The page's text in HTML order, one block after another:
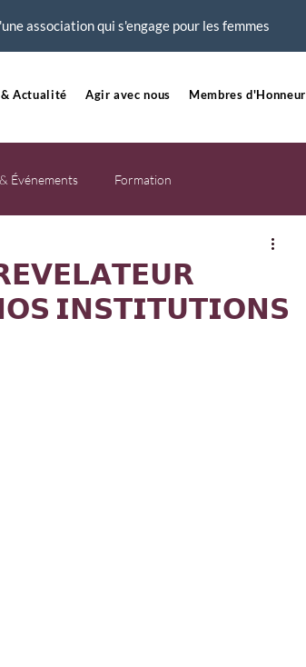
association qui s'engage pour les femmes
Actualité Agir avec nous Membres d'Honneur
Événements Formation
𝗜𝗡𝗦𝗧𝗜𝗧𝗨𝗧𝗜𝗢𝗡𝗦